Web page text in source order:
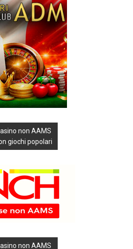
non AAMS
giochi popolari
non AAMS